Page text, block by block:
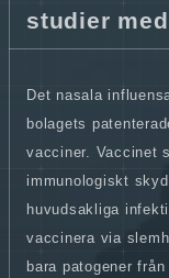
studier
Det nasala
bolagets
vacciner. Vaccinet
immunologiskt
huvudsakliga
vaccinera via
bara patogener